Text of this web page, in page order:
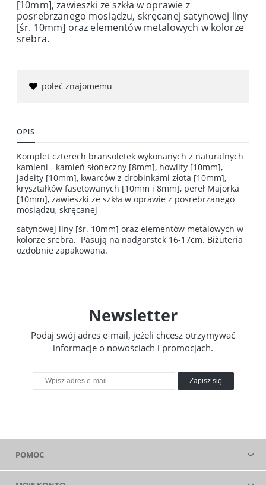
[10mm], zawieszki ze szkła w oprawie z
posrebrzanego mosiądzu, skręcanej satynowej liny
[śr. 10mm] oraz elementów metalowych w kolorze
srebra.
poleć znajomemu
OPIS
Komplet czterech bransoletek wykonanych z naturalnych
kamieni - kamień słoneczny [8mm], howlity [10mm],
jadeity [10mm], kwarców z drobinkami złota [10mm],
kryształków fasetowanych [10mm i 8mm], pereł Majorka
[10mm], zawieszki ze szkła w oprawie z posrebrzanego
mosiądzu, skręcanej
satynowej liny [śr. 10mm] oraz elementów metalowych w
kolorze srebra. Pasują na nadgarstek 16-17cm. Biżuteria
ozdobnie zapakowana.
Newsletter
Podaj swój adres e-mail, jeżeli chcesz otrzymywać
informacje o nowościach i promocjach.
Zapisz się
POMOC